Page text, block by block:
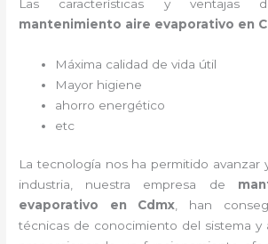
Las características y ventajas
mantenimiento aire evaporativo en
Máxima calidad de vida útil
Mayor higiene
ahorro energético
etc
La tecnología nos ha permitido avanzar
industria, nuestra empresa de
evaporativo en Cdmx, han
técnicas de conocimiento del sistema y